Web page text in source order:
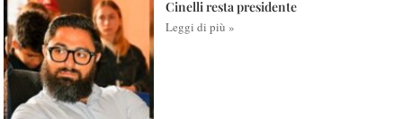
Cinelli resta presidente
Leggi di più »